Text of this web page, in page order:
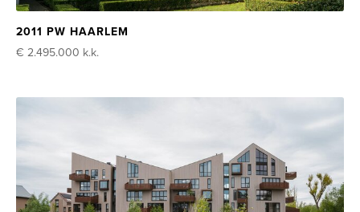
2011 PW HAARLEM
€ 2.495.000 k.k.